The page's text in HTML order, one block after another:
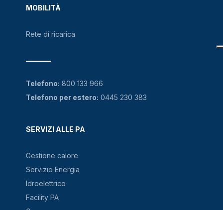
MOBILITÀ
Rete di ricarica
SERVIZI ALLE PA
Gestione calore
Servizio Energia
Idroelettrico
Facility PA
Telefono: 800 133 966
Telefono per estero: 0445 230 383